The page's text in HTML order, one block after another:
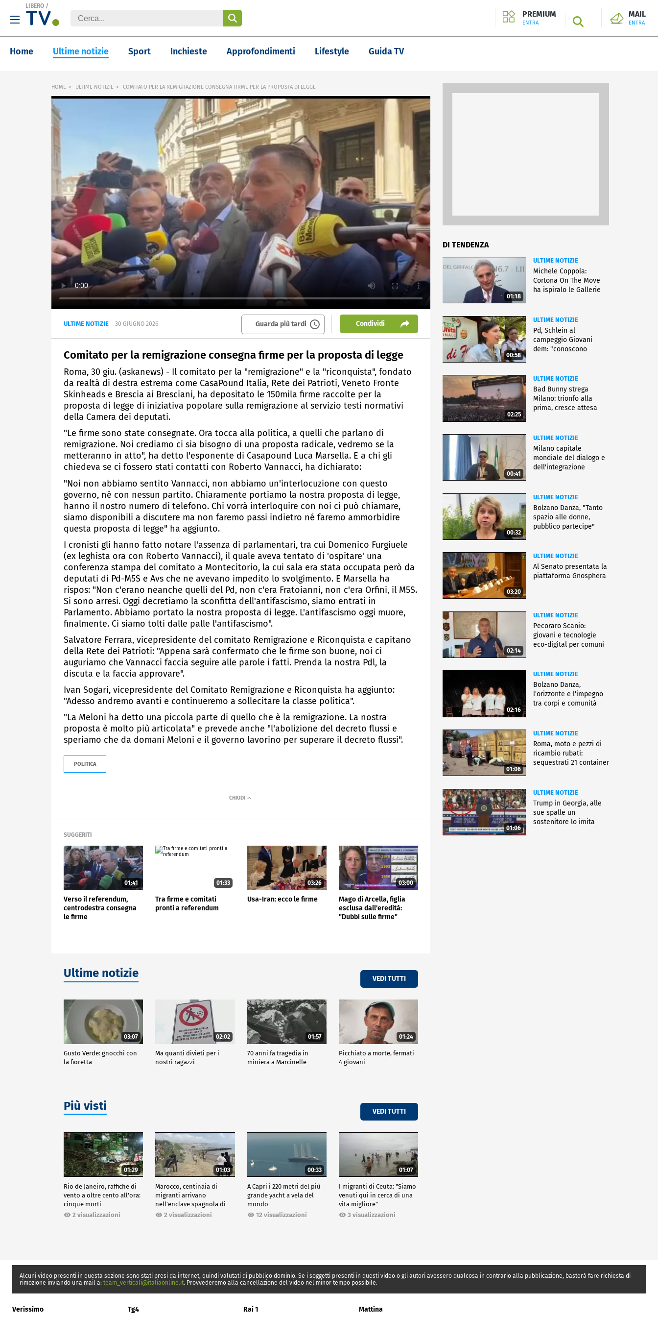
LIBERO /
PREMIUM
ENTRA SEARCH
MAIL
ENTRA
Home Ultime notizie Sport Inchieste Approfondimenti Lifestyle Guida TV
HOME ULTIME NOTIZIE COMITATO PER LA REMIGRAZIONE CONSEGNA FIRME PER LA PROPOSTA DI LEGGE
ULTIME NOTIZIE 30 GIUGNO 2026 Guarda più tardi Condividi
Comitato per la remigrazione consegna firme per la proposta di legge
Roma, 30 giu. (askanews) - Il comitato per la "remigrazione" e la "riconquista", fondato
da realtà di destra estrema come CasaPound Italia, Rete dei Patrioti, Veneto Fronte
Skinheads e Brescia ai Bresciani, ha depositato le 150mila firme raccolte per la
proposta di legge di iniziativa popolare sulla remigrazione al servizio testi normativi
della Camera dei deputati.
"Le firme sono state consegnate. Ora tocca alla politica, a quelli che parlano di
remigrazione. Noi crediamo ci sia bisogno di una proposta radicale, vedremo se la
metteranno in atto", ha detto l'esponente di Casapound Luca Marsella. E a chi gli
chiedeva se ci fossero stati contatti con Roberto Vannacci, ha dichiarato:
"Noi non abbiamo sentito Vannacci, non abbiamo un'interlocuzione con questo
governo, né con nessun partito. Chiaramente portiamo la nostra proposta di legge,
hanno il nostro numero di telefono. Chi vorrà interloquire con noi ci può chiamare,
siamo disponibili a discutere ma non faremo passi indietro né faremo ammorbidire
questa proposta di legge" ha aggiunto.
I cronisti gli hanno fatto notare l'assenza di parlamentari, tra cui Domenico Furgiuele
(ex leghista ora con Roberto Vannacci), il quale aveva tentato di 'ospitare' una
conferenza stampa del comitato a Montecitorio, la cui sala era stata occupata però da
deputati di Pd-M5S e Avs che ne avevano impedito lo svolgimento. E Marsella ha
rispos: "Non c'erano neanche quelli del Pd, non c'era Fratoianni, non c'era Orfini, il M5S.
Si sono arresi. Oggi decretiamo la sconfitta dell'antifascismo, siamo entrati in
Parlamento. Abbiamo portato la nostra proposta di legge. L'antifascismo oggi muore,
finalmente. Ci siamo tolti dalle palle l'antifascismo".
Salvatore Ferrara, vicepresidente del comitato Remigrazione e Riconquista e capitano
della Rete dei Patrioti: "Appena sarà confermato che le firme son buone, noi ci
auguriamo che Vannacci faccia seguire alle parole i fatti. Prenda la nostra Pdl, la
discuta e la faccia approvare".
Ivan Sogari, vicepresidente del Comitato Remigrazione e Riconquista ha aggiunto:
"Adesso andremo avanti e continueremo a sollecitare la classe politica".
"La Meloni ha detto una piccola parte di quello che è la remigrazione. La nostra
proposta è molto più articolata" e prevede anche "l'abolizione del decreto flussi e
speriamo che da domani Meloni e il governo lavorino per superare il decreto flussi".
POLITICA
SUGGERITI
01:41
Verso il referendum,
centrodestra consegna
le firme
01:33
Tra firme e comitati
pronti a referendum
03:26
Usa-Iran: ecco le firme
03:00
Mago di Arcella, figlia
esclusa dall'eredità:
"Dubbi sulle firme"
Ultime notizie VEDI TUTTI
03:07
Gusto Verde: gnocchi con
la fioretta
02:02
Ma quanti divieti per i
nostri ragazzi
01:57
70 anni fa tragedia in
miniera a Marcinelle
01:24
Picchiato a morte, fermati
4 giovani
Più visti VEDI TUTTI
01:29
Rio de Janeiro, raffiche di
vento a oltre cento all'ora:
cinque morti
2 visualizzazioni
01:03
Marocco, centinaia di
migranti arrivano
nell'enclave spagnola di
Ceuta2 visualizzazioni
00:33
A Capri i 220 metri del più
grande yacht a vela del
mondo
12 visualizzazioni
01:07
I migranti di Ceuta: "Siamo
venuti qui in cerca di una
vita migliore"
3 visualizzazioni
DI TENDENZA
01:18
ULTIME NOTIZIE
Michele Coppola:
Cortona On The Move
ha ispiralo le Gallerie
00:58
ULTIME NOTIZIE
Pd, Schlein al
campeggio Giovani
dem: "conoscono
02:25
ULTIME NOTIZIE
Bad Bunny strega
Milano: trionfo alla
prima, cresce attesa
00:41
ULTIME NOTIZIE
Milano capitale
mondiale del dialogo e
dell'integrazione
00:32
ULTIME NOTIZIE
Bolzano Danza, "Tanto
spazio alle donne,
pubblico partecipe"
03:20
ULTIME NOTIZIE
Al Senato presentata la
piattaforma Gnosphera
02:14
ULTIME NOTIZIE
Pecoraro Scanio:
giovani e tecnologie
eco-digital per comuni
02:16
ULTIME NOTIZIE
Bolzano Danza,
l'orizzonte e l'impegno
tra corpi e comunità
01:06
ULTIME NOTIZIE
Roma, moto e pezzi di
ricambio rubati:
sequestrati 21 container
01:06
ULTIME NOTIZIE
Trump in Georgia, alle
sue spalle un
sostenitore lo imita
Alcuni video presenti in questa sezione sono stati presi da internet, quindi valutati di pubblico dominio. Se i soggetti presenti in questi video o gli autori avessero qualcosa in contrario alla pubblicazione, basterà fare richiesta di
rimozione inviando una mail a: team_verticali@italiaonline.it. Provvederemo alla cancellazione del video nel minor tempo possibile.
Verissimo Tg4 Rai 1 Mattina